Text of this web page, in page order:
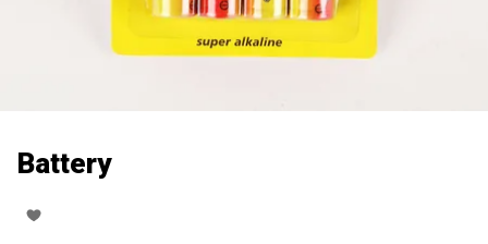
Battery